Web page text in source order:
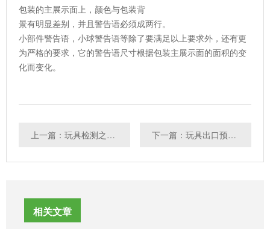
包装的主展示面上，颜色与包装背
景有明显差别，并且警告语必须成两行。
小部件警告语，小球警告语等除了要满足以上要求外，还有更
为严格的要求，它的警告语尺寸根据包装主展示面的面积的变
化而变化。
上一篇：玩具检测之涂料检测项目及标准 下一篇：玩具出口预警：欧盟将收紧阻燃剂限制
相关文章